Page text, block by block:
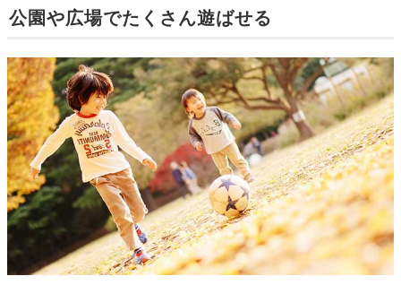
公園や広場でたくさん遊ばせる